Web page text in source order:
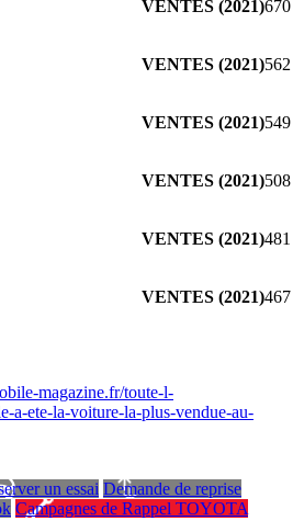
VENTES (2021)
VENTES (2021)
VENTES (2021)
VENTES (2021)
VENTES (2021)
VENTES (2021)
magazine.fr/toute-l-
a-ete-la-voiture-la-plus-vendue-au-
un essai Demande de reprise
Campagnes de Rappel TOYOTA